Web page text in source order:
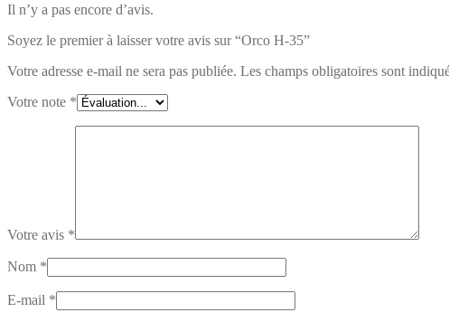
Il n’y a pas encore d’avis.
Soyez le premier à laisser votre avis sur “Orco H-35”
Votre adresse e-mail ne sera pas publiée. Les champs obligatoires sont
Votre note *
Votre avis *
Nom *
E-mail *